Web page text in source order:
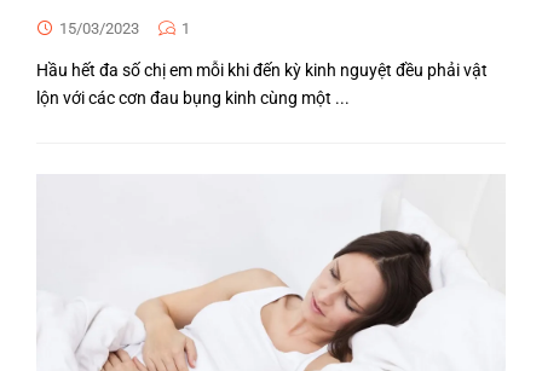
15/03/2023 1
Hầu hết đa số chị em mỗi khi đến kỳ kinh nguyệt đều phải vật
lộn với các cơn đau bụng kinh cùng một ...